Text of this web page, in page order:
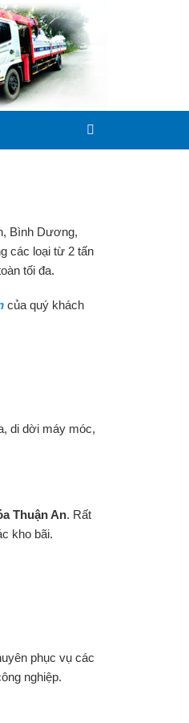
Bình Dương,
các loại từ 2 tấn
tối đa.
của quý khách
di dời máy móc,
Thuận An. Rất
kho bãi.
phục vụ các
nghiệp.